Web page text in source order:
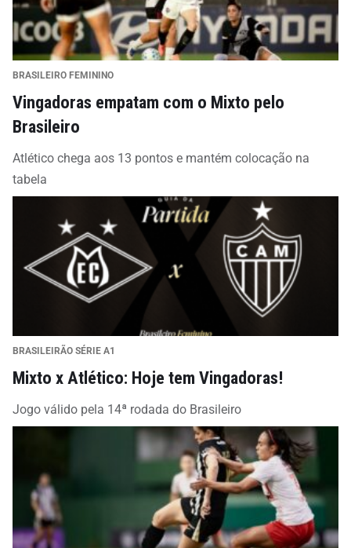
BRASILEIRO FEMININO
Vingadoras empatam com o Mixto pelo
Brasileiro
Atlético chega aos 13 pontos e mantém colocação na
tabela
BRASILEIRÃO SÉRIE A1
Mixto x Atlético: Hoje tem Vingadoras!
Jogo válido pela 14ª rodada do Brasileiro